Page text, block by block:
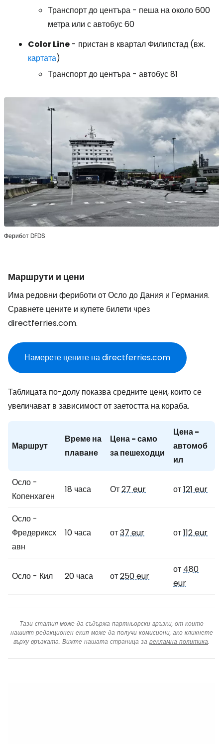
Транспорт до центъра - пеша на около 600
метра или с автобус 60
Color Line - пристан в квартал Филипстад (вж.
картата)
Транспорт до центъра - автобус 81
Ферибот DFDS
Маршрути и цени
Има редовни фериботи от Осло до Дания и Германия.
Сравнете цените и купете билети чрез
directferries.com.
Намерете цените на directferries.com
Таблицата по-долу показва средните цени, които се
увеличават в зависимост от заетостта на кораба.
Маршрут
Време на
плаване
Цена - само
за пешеходци
Цена -
автомоб
ил
Осло -
Копенхаген
18 часа От27 eur от121 eur
Осло -
Фредериксх
авн
10 часа от37 eur от112 eur
Осло - Кил 20 часа от250 eur
от480
eur
Тази статия може да съдържа партньорски връзки, от които
нашият редакционен екип може да получи комисиони, ако кликнете
върху връзката. Вижте нашата страница за рекламна политика.